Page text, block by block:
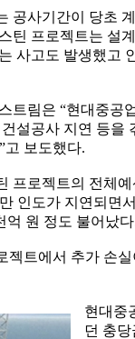
공사기간이 당초
틴 프로젝트는 설
사고도 발생했고
트림은 “현대중공
설공사 지연 등을
고 보도했다.
프로젝트의 전체
인도가 지연되면
억 원 정도 불어났
젝트에서 추가 손
현대중
던 충